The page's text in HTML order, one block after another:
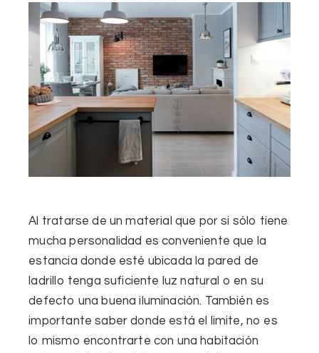
Al tratarse de un material que por si sólo tiene
mucha personalidad es conveniente que la
estancia donde esté ubicada la pared de
ladrillo tenga suficiente luz natural o en su
defecto una buena iluminación. También es
importante saber donde está el limite, no es
lo mismo encontrarte con una habitación